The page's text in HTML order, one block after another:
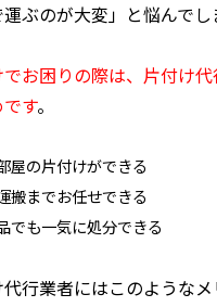
ぶのが大変」と悩んでし
お困りの際は、片付け
す。
屋の片付けができる
搬までお任せできる
でも一気に処分できる
行業者にはこのような